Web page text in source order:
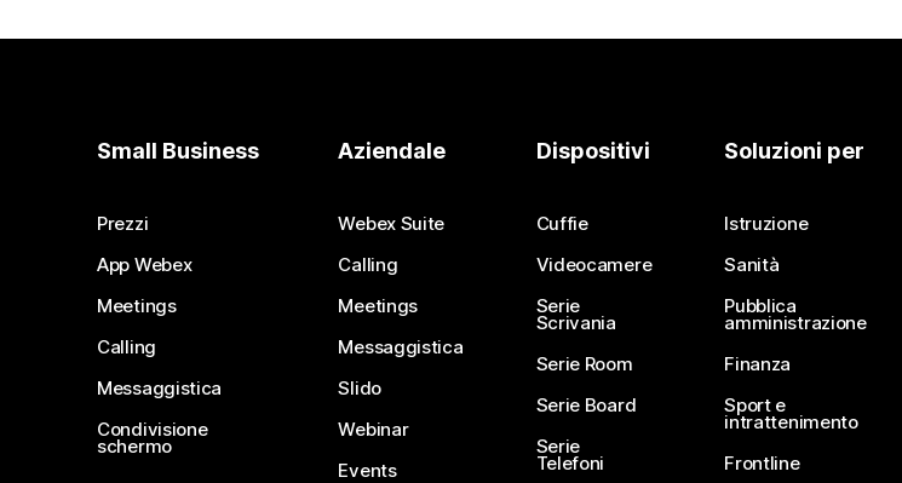
Occorre una risposta?
Invia una domanda
Small Business
Prezzi
App Webex
Meetings
Calling
Messaggistica
Condivisione
schermo
Aziendale
Webex Suite
Calling
Meetings
Messaggistica
Slido
Webinar
Events
Dispositivi
Cuffie
Videocamere
Serie
Scrivania
Serie Room
Serie Board
Serie
Telefoni
Soluzioni per
Istruzione
Sanità
Pubblica
amministrazione
Finanza
Sport e
intrattenimento
Frontline